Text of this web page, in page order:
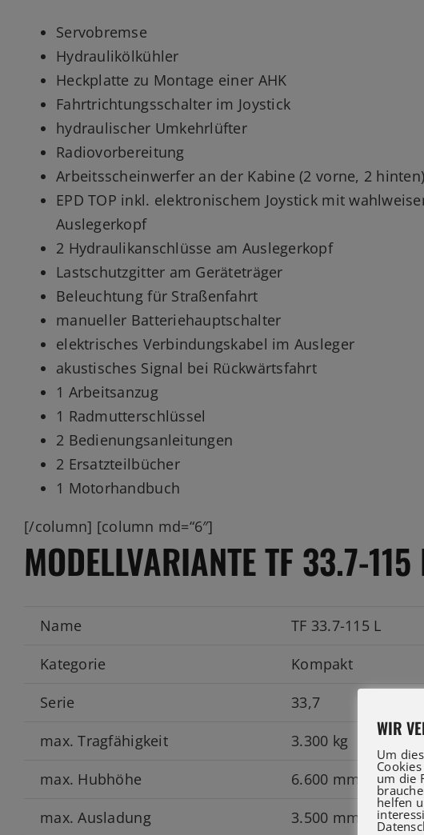
Servobremse
Hydraulikölkühler
Heckplatte zu Montage einer AHK
Fahrtrichtungsschalter im Joystick
hydraulischer Umkehrlüfter
Radiovorbereitung
Arbeitsscheinwerfer an der Kabine (2 vorne, 2 hinten)
EPD TOP inkl. elektronischem Joystick mit
Auslegerkopf
2 Hydraulikanschlüsse am Auslegerkopf
Lastschutzgitter am Geräteträger
Beleuchtung für Straßenfahrt
manueller Batteriehauptschalter
elektrisches Verbindungskabel im Ausleger
akustisches Signal bei Rückwärtsfahrt
1 Arbeitsanzug
1 Radmutterschlüssel
2 Bedienungsanleitungen
2 Ersatzteilbücher
1 Motorhandbuch
[/column] [column md=“6″]
MODELLVARIANTE TF 33.7-115
Name
TF 33.7-115 L
Kategorie
Kompakt
Serie
33,7
max. Tragfähigkeit
3.300 kg
max. Hubhöhe
6.600 mm
max. Ausladung
3.500 mm
WIR
Um
um die
helfen